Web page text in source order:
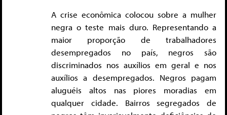
A crise econômica colocou sobre a mulher
negra o teste mais duro. Representando a
maior proporção de trabalhadores
desempregados no país, negros são
discriminados nos auxílios em geral e nos
auxílios a desempregados. Negros pagam
aluguéis altos nas piores moradias em
qualquer cidade. Bairros segregados de